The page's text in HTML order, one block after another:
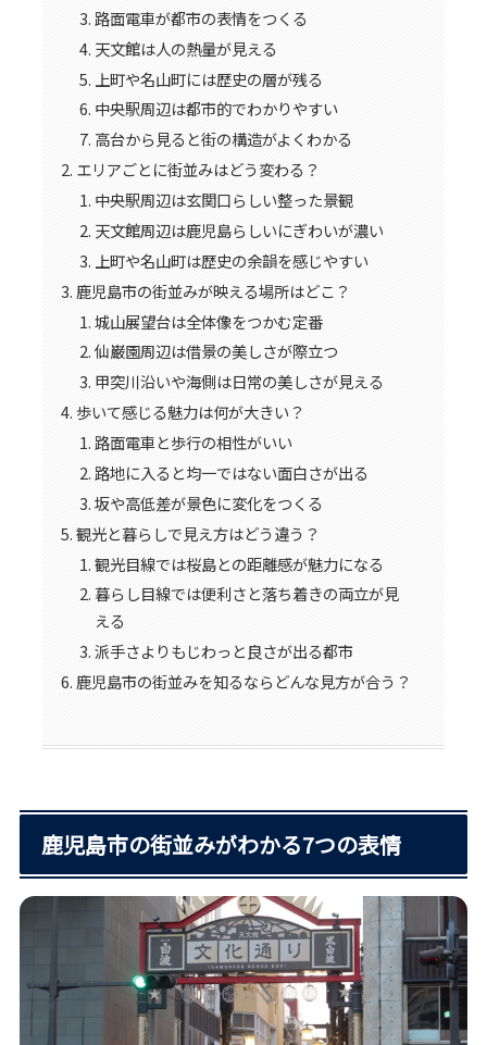
路面電車が都市の表情をつくる
天文館は人の熱量が見える
上町や名山町には歴史の層が残る
中央駅周辺は都市的でわかりやすい
高台から見ると街の構造がよくわかる
エリアごとに街並みはどう変わる？
中央駅周辺は玄関口らしい整った景観
天文館周辺は鹿児島らしいにぎわいが濃い
上町や名山町は歴史の余韻を感じやすい
鹿児島市の街並みが映える場所はどこ？
城山展望台は全体像をつかむ定番
仙巌園周辺は借景の美しさが際立つ
甲突川沿いや海側は日常の美しさが見える
歩いて感じる魅力は何が大きい？
路面電車と歩行の相性がいい
路地に入ると均一ではない面白さが出る
坂や高低差が景色に変化をつくる
観光と暮らしで見え方はどう違う？
観光目線では桜島との距離感が魅力になる
暮らし目線では便利さと落ち着きの両立が見
える
派手さよりもじわっと良さが出る都市
鹿児島市の街並みを知るならどんな見方が合う？
鹿児島市の街並みがわかる7つの表情